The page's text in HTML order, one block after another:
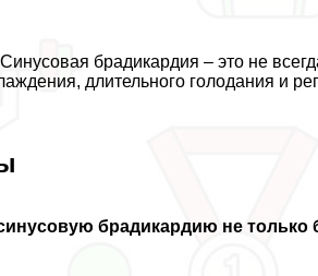
брадикардия – это не
длительного голодания и
брадикардию не только